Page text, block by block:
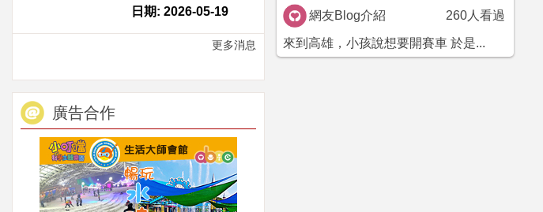
日期: 2026-05-19
更多消息
廣告合作
網友Blog介紹 260人看過
來到高雄，小孩說想要開賽車 於是...